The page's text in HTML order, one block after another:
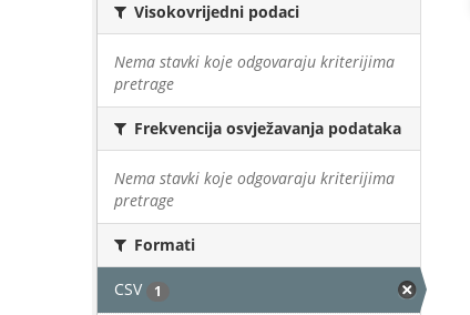
Visokovrijedni podaci
Nema stavki koje odgovaraju kriterijima
pretrage
Frekvencija osvježavanja podataka
Nema stavki koje odgovaraju kriterijima
pretrage
Formati
CSV 1